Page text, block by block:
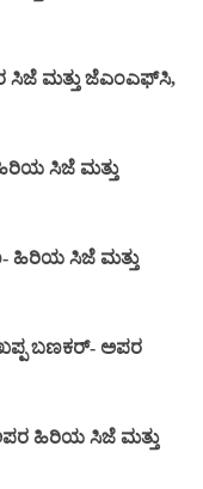
ಸಿಜೆ ಮತ್ತು ಜೆಎಂಎಫ್‌ಸಿ,
ಸಿಜೆ ಮತ್ತು
ಹಿರಿಯ ಸಿಜೆ ಮತ್ತು
ಬಣಕರ್- ಅಪರ
ಹಿರಿಯ ಸಿಜೆ ಮತ್ತು